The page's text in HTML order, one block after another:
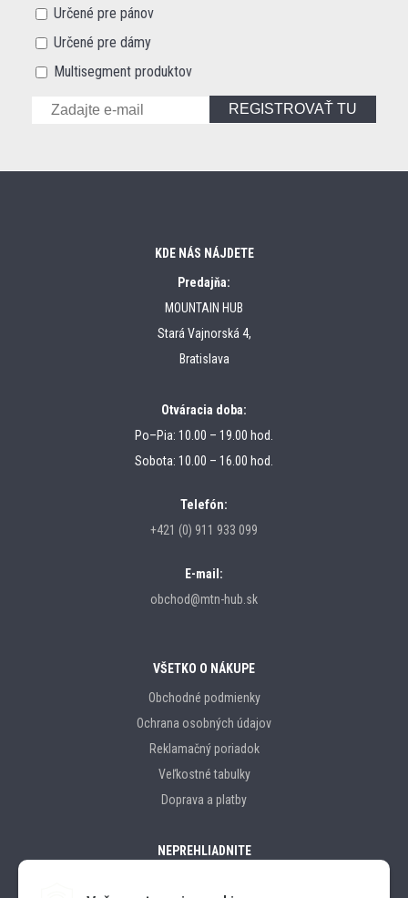
Určené pre pánov
Určené pre dámy
Multisegment produktov
REGISTROVAŤ TU
KDE NÁS NÁJDETE
Predajňa:
MOUNTAIN HUB
Stará Vajnorská 4,
Bratislava
Otváracia doba:
Po–Pia: 10.00 – 19.00 hod.
Sobota: 10.00 – 16.00 hod.
Telefón:
+421 (0) 911 933 099
E-mail:
obchod@mtn-hub.sk
VŠETKO O NÁKUPE
Obchodné podmienky
Ochrana osobných údajov
Reklamačný poriadok
Veľkostné tabulky
Doprava a platby
NEPREHLIADNITE